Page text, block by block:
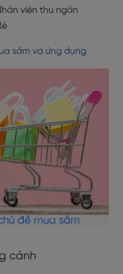
viên thu ngân
sắm và ứng dụng
đề mua sắm
cảnh